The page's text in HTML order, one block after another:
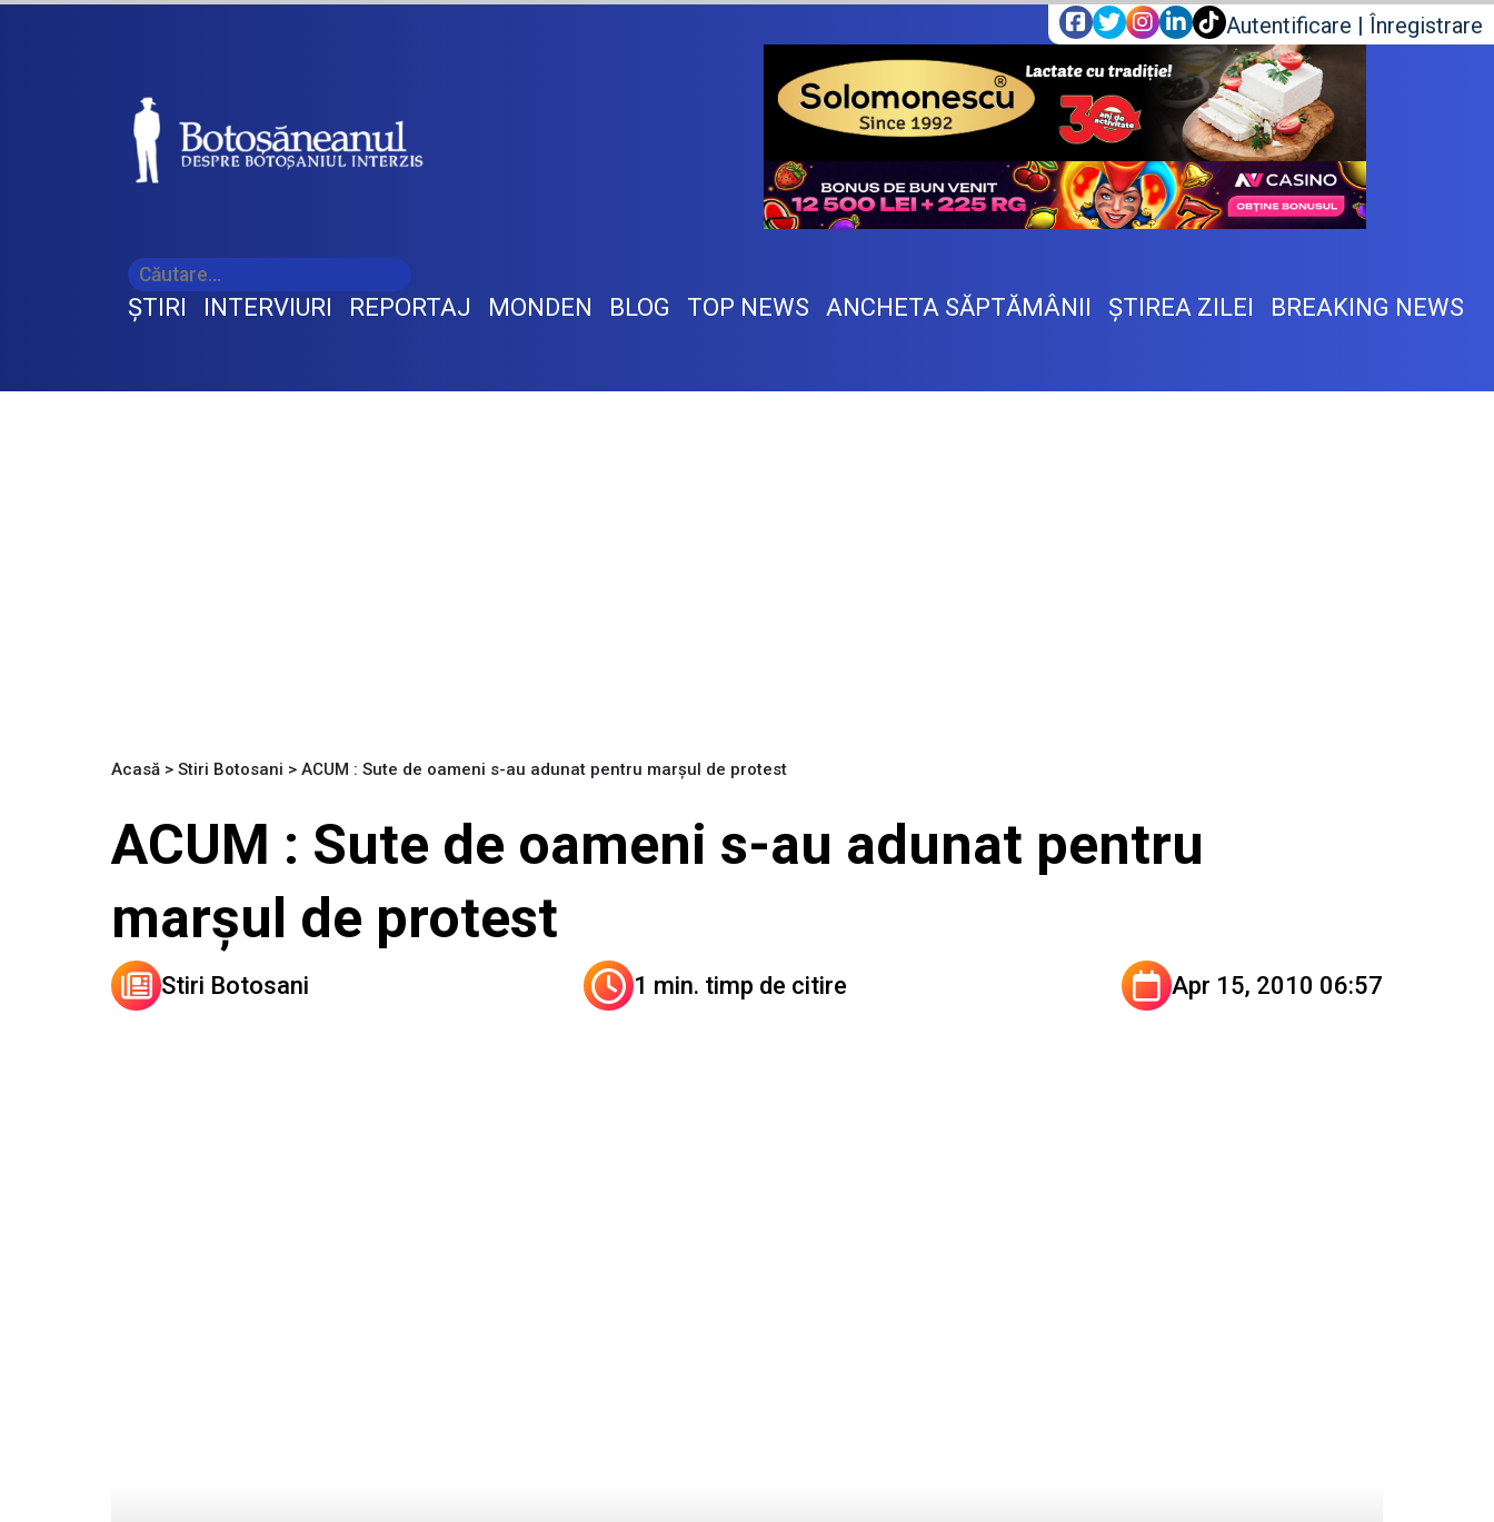
Autentificare | Înregistrare
ŞTIRI INTERVIURI REPORTAJ MONDEN BLOG TOP NEWS ANCHETA SĂPTĂMÂNII ŞTIREA ZILEI BREAKING NEWS
Acasă > Stiri Botosani > ACUM : Sute de oameni s-au adunat pentru marşul de protest
ACUM : Sute de oameni s-au adunat pentru
marşul de protest
Stiri Botosani 1 min. timp de citire Apr 15, 2010 06:57